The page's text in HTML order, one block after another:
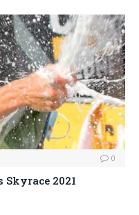
0
Skyrace 2021